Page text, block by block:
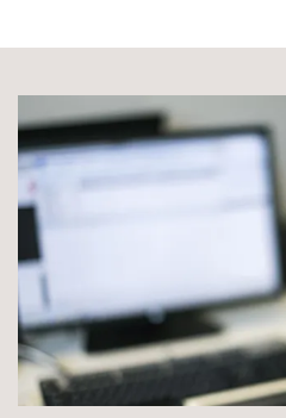
En
introduktion
V2X,
V2G,
V2H
V2L
Från
trädet